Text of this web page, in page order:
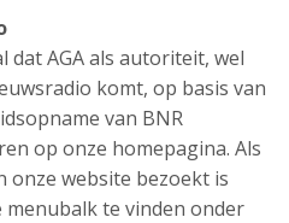
dat AGA als autoriteit, wel
komt, op basis van
van BNR
op onze homepagina. Als
onze website bezoekt is
menubalk te vinden onder